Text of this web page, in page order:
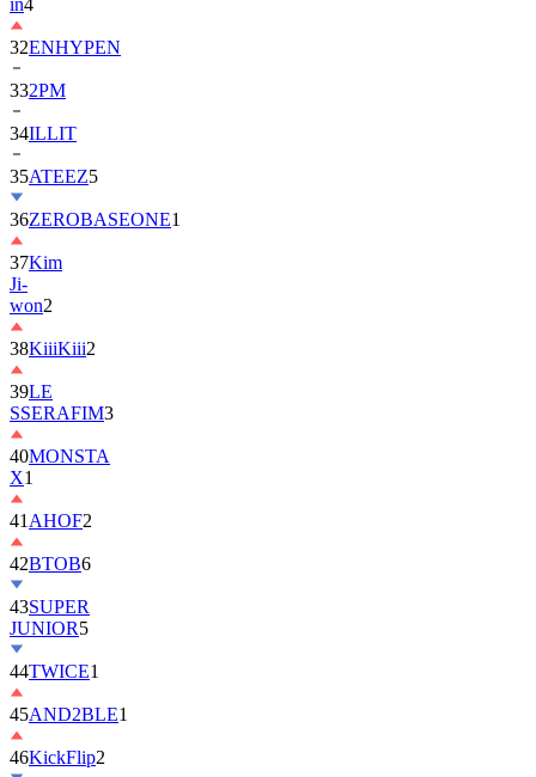
in4
32ENHYPEN
332PM
34ILLIT
35ATEEZ5
36ZEROBASEONE1
37Kim
Ji-
won2
38KiiiKiii2
39LE
SSERAFIM3
40MONSTA
X1
41 AHOF2
42BTOB6
43SUPER
JUNIOR5
44TWICE1
45AND2BLE1
46KickFlip2